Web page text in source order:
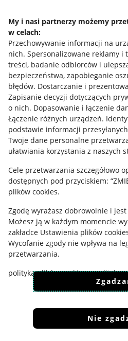
My i nasi partnerzy możemy
w celach:
Przechowywanie informacji na
nich. Spersonalizowane reklamy i
treści, badanie odbiorców i
bezpieczeństwa, zapobieganie
błędów. Dostarczanie i
Zapisanie decyzji dotyczących
o nich. Dopasowanie i łączenie
Łączenie różnych urządzeń.
podstawie informacji
Twoje dane personalne
ułatwiania korzystania z naszych
Cele przetwarzania szczegółowo
dostępnych pod przyciskiem:
plików cookies.
Zgodę wyrażasz dobrowolnie i
Możesz ją w każdym momencie
zakładce Ustawienia plików
Wycofanie zgody nie wpływa na
przetwarzania.
polityka plików cookies
polityka
Nie
Allegro Gadane dla kupujących
Mapa miejscowości
Informacje prawne
Regulamin
Polityka plików "cookies"
Ustawienia plików "cookies"
Udostępnianie lokalizacji
Informacje dla Aktu o Usługach
Pobierz aplikację
Korzystanie z serwisu oznacza